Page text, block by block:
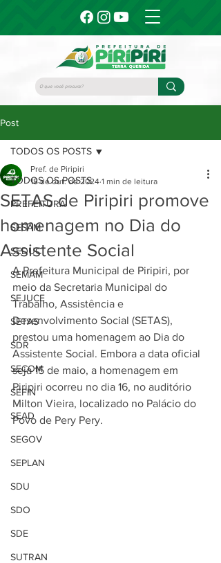
Post
TODOS OS POSTS
PREFEITURA
SESAM
SEDUC
SEMAM
SEJUCE
SETAS
SDR
SECOM
SEFIN
SEAD
SEGOV
SEPLAN
SDU
SDO
SDE
SUTRAN
TODOS OS POSTS
SETAS de Piripiri promove
homenagem no Dia do
Assistente Social
Pref. de Piripiri
18 de out. de 2024 1 min de leitura
A Prefeitura Municipal de Piripiri, por
meio da Secretaria Municipal do
Trabalho, Assistência e
Desenvolvimento Social (SETAS),
prestou uma homenagem ao Dia do
Assistente Social. Embora a data oficial
seja 15 de maio, a homenagem em
Piripiri ocorreu no dia 16, no auditório
Milton Vieira, localizado no Palácio do
Povo de Pery Pery.